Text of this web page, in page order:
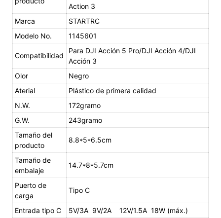
Action 3
Marca
STARTRC
Modelo No.
1145601
Compatibilidad
Para DJI Acción 5 Pro/DJI Acción 4/DJI
Acción 3
Olor
Negro
Aterial
Plástico de primera calidad
N.W.
172gramo
G.W.
243gramo
Tamaño del
producto
8.8*5*6.5cm
Tamaño de
embalaje
14.7*8*5.7cm
Puerto de
carga
Tipo C
Entrada tipo C 5V/3A 9V/2A 12V/1.5A 18W (máx.)